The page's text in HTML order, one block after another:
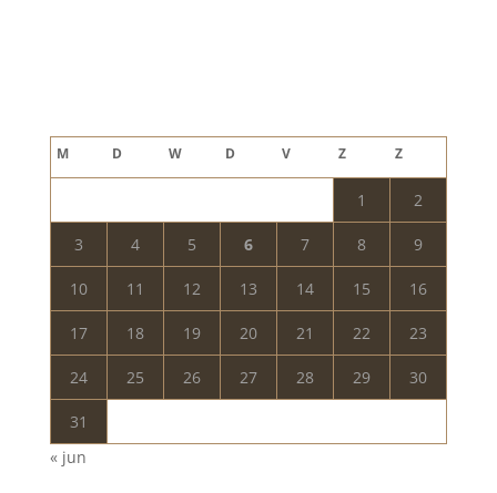
M D W D V Z Z
1 2
3 4 5 6 7 8 9
10 11 12 13 14 15 16
17 18 19 20 21 22 23
24 25 26 27 28 29 30
31
« jun